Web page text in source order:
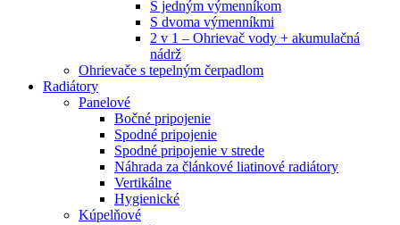
S jedným výmenníkom
S dvoma výmenníkmi
2 v 1 – Ohrievač vody + akumulačná
nádrž
Ohrievače s tepelným čerpadlom
Radiátory
Panelové
Bočné pripojenie
Spodné pripojenie
Spodné pripojenie v strede
Náhrada za článkové liatinové radiátory
Vertikálne
Hygienické
Kúpelňové